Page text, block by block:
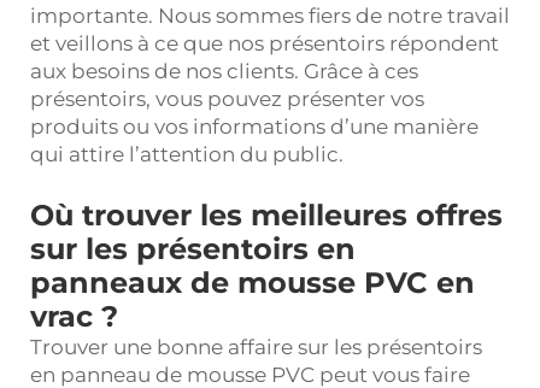
importante. Nous sommes fiers de notre travail
et veillons à ce que nos présentoirs répondent
aux besoins de nos clients. Grâce à ces
présentoirs, vous pouvez présenter vos
produits ou vos informations d’une manière
qui attire l’attention du public.
Où trouver les meilleures offres
sur les présentoirs en
panneaux de mousse PVC en
vrac ?
Trouver une bonne affaire sur les présentoirs
en panneau de mousse PVC peut vous faire